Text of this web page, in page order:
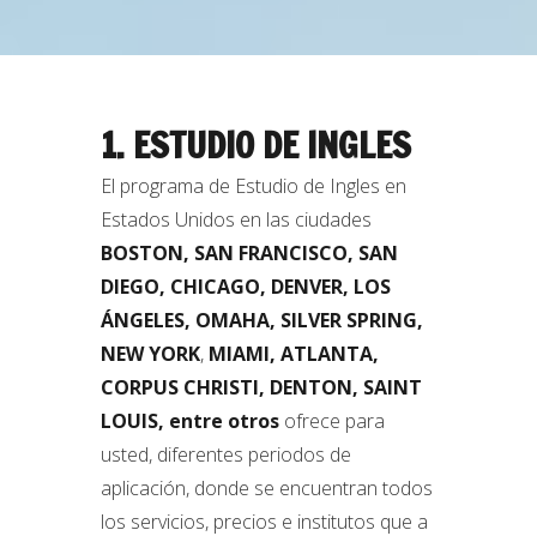
1. ESTUDIO DE INGLES
El programa de Estudio de Ingles en
Estados Unidos en las ciudades
BOSTON, SAN FRANCISCO, SAN
DIEGO, CHICAGO, DENVER, LOS
ÁNGELES, OMAHA, SILVER SPRING,
NEW YORK, MIAMI, ATLANTA,
CORPUS CHRISTI, DENTON, SAINT
LOUIS, entre otros ofrece para
usted, diferentes periodos de
aplicación, donde se encuentran todos
los servicios, precios e institutos que a